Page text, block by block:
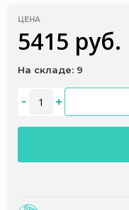
ЦЕНА
5415 руб.
На складе: 9